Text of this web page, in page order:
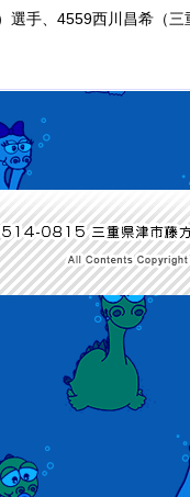
手、4559西川昌希（三